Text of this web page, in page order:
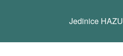
Jedinice HAZU